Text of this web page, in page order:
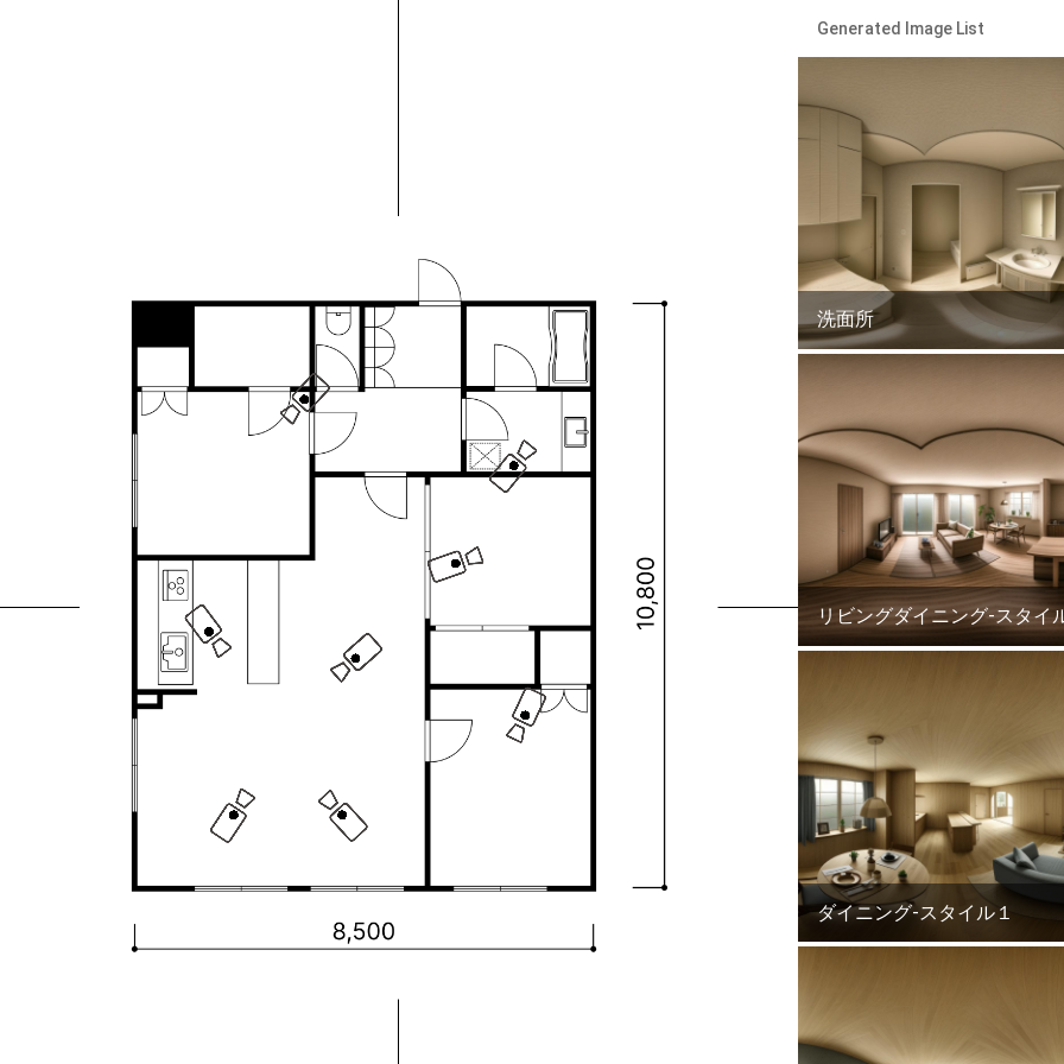
Generated Image List
洗面所
リビングダイニング-スタイ
ダイニング-スタイル１